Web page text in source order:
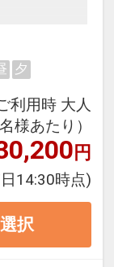
ジだか
遊旅行
や延
です。
または
イトマイ
地交
（同時予
夕
利用時 大人
様あたり）
円
14:30時点)
選択